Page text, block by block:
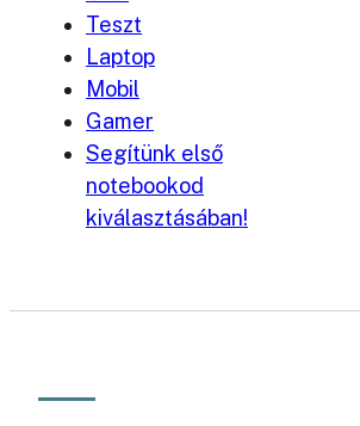
Teszt
Laptop
Mobil
Gamer
Segítünk első
notebookod
kiválasztásában!